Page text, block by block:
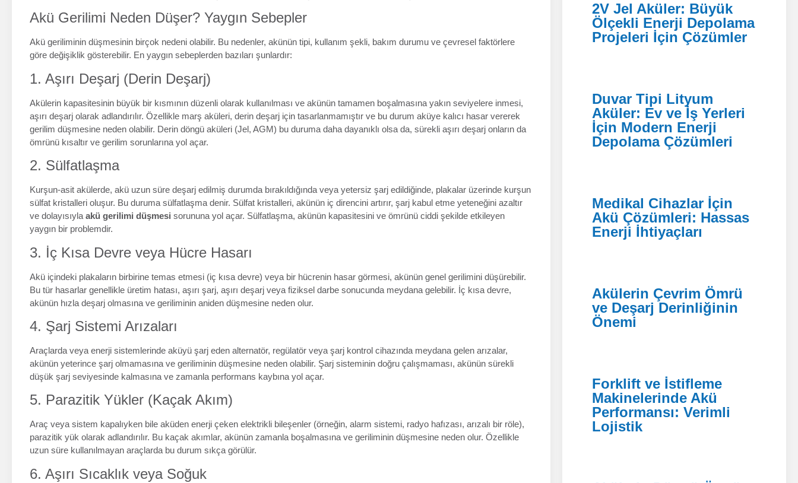
Akü Gerilimi Neden Düşer? Yaygın Sebepler
Akü geriliminin düşmesinin birçok nedeni olabilir. Bu nedenler, akünün tipi, kullanım şekli, bakım durumu ve çevresel faktörlere
göre değişiklik gösterebilir. En yaygın sebeplerden bazıları şunlardır:
1. Aşırı Deşarj (Derin Deşarj)
Akülerin kapasitesinin büyük bir kısmının düzenli olarak kullanılması ve akünün tamamen boşalmasına yakın seviyelere inmesi,
aşırı deşarj olarak adlandırılır. Özellikle marş aküleri, derin deşarj için tasarlanmamıştır ve bu durum aküye kalıcı hasar vererek
gerilim düşmesine neden olabilir. Derin döngü aküleri (Jel, AGM) bu duruma daha dayanıklı olsa da, sürekli aşırı deşarj onların da
ömrünü kısaltır ve gerilim sorunlarına yol açar.
2. Sülfatlaşma
Kurşun-asit akülerde, akü uzun süre deşarj edilmiş durumda bırakıldığında veya yetersiz şarj edildiğinde, plakalar üzerinde kurşun
sülfat kristalleri oluşur. Bu duruma sülfatlaşma denir. Sülfat kristalleri, akünün iç direncini artırır, şarj kabul etme yeteneğini azaltır
ve dolayısıyla akü gerilimi düşmesi sorununa yol açar. Sülfatlaşma, akünün kapasitesini ve ömrünü ciddi şekilde etkileyen
yaygın bir problemdir.
3. İç Kısa Devre veya Hücre Hasarı
Akü içindeki plakaların birbirine temas etmesi (iç kısa devre) veya bir hücrenin hasar görmesi, akünün genel gerilimini düşürebilir.
Bu tür hasarlar genellikle üretim hatası, aşırı şarj, aşırı deşarj veya fiziksel darbe sonucunda meydana gelebilir. İç kısa devre,
akünün hızla deşarj olmasına ve geriliminin aniden düşmesine neden olur.
4. Şarj Sistemi Arızaları
Araçlarda veya enerji sistemlerinde aküyü şarj eden alternatör, regülatör veya şarj kontrol cihazında meydana gelen arızalar,
akünün yeterince şarj olmamasına ve geriliminin düşmesine neden olabilir. Şarj sisteminin doğru çalışmaması, akünün sürekli
düşük şarj seviyesinde kalmasına ve zamanla performans kaybına yol açar.
5. Parazitik Yükler (Kaçak Akım)
Araç veya sistem kapalıyken bile aküden enerji çeken elektrikli bileşenler (örneğin, alarm sistemi, radyo hafızası, arızalı bir röle),
parazitik yük olarak adlandırılır. Bu kaçak akımlar, akünün zamanla boşalmasına ve geriliminin düşmesine neden olur. Özellikle
uzun süre kullanılmayan araçlarda bu durum sıkça görülür.
6. Aşırı Sıcaklık veya Soğuk
2V Jel Aküler: Büyük
Ölçekli Enerji Depolama
Projeleri İçin Çözümler
Duvar Tipi Lityum
Aküler: Ev ve İş Yerleri
İçin Modern Enerji
Depolama Çözümleri
Medikal Cihazlar İçin
Akü Çözümleri: Hassas
Enerji İhtiyaçları
Akülerin Çevrim Ömrü
ve Deşarj Derinliğinin
Önemi
Forklift ve İstifleme
Makinelerinde Akü
Performansı: Verimli
Lojistik